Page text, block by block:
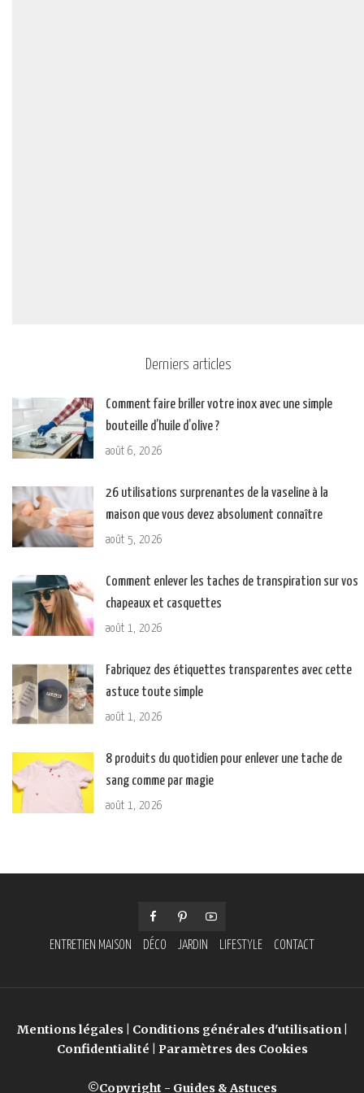
Derniers articles
Comment faire briller votre inox avec une simple
bouteille d’huile d’olive ?
août 6, 2026
26 utilisations surprenantes de la vaseline à la
maison que vous devez absolument connaître
août 5, 2026
Comment enlever les taches de transpiration sur vos
chapeaux et casquettes
août 1, 2026
Fabriquez des étiquettes transparentes avec cette
astuce toute simple
août 1, 2026
8 produits du quotidien pour enlever une tache de
sang comme par magie
août 1, 2026
ENTRETIEN MAISON DÉCO JARDIN LIFESTYLE CONTACT
Mentions légales| Conditions générales d'utilisation|
Confidentialité
Paramètres des Cookies
©Copyright - Guides & Astuces